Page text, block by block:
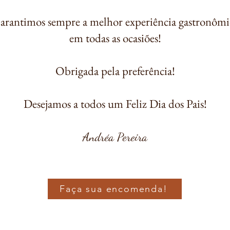
sempre a melhor experiência
em todas as ocasiões!
Obrigada pela preferência!
Desejamos a todos um Feliz Dia dos Pais!
Andréa Pereira
Faça sua encomenda!